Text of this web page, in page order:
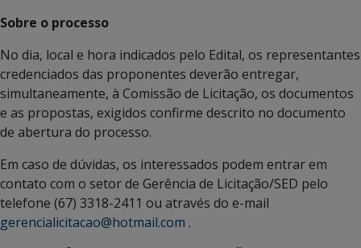
Sobre o processo
No dia, local e hora indicados pelo Edital, os representantes
credenciados das proponentes deverão entregar,
simultaneamente, à Comissão de Licitação, os documentos
e as propostas, exigidos confirme descrito no documento
de abertura do processo.
Em caso de dúvidas, os interessados podem entrar em
contato com o setor de Gerência de Licitação/SED pelo
telefone (67) 3318-2411 ou através do e-mail
gerencialicitacao@hotmail.com .